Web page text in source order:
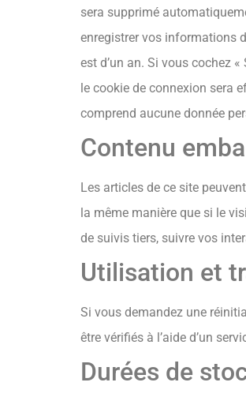
sera supprimé
enregistrer vos informations
est d’un an. Si vous cochez
le cookie de connexion sera
comprend aucune donnée
Contenu
Les articles de ce site
la même manière que si le
de suivis tiers, suivre vos
Utilisation et
Si vous demandez une
être vérifiés à l’aide d’un
Durées de